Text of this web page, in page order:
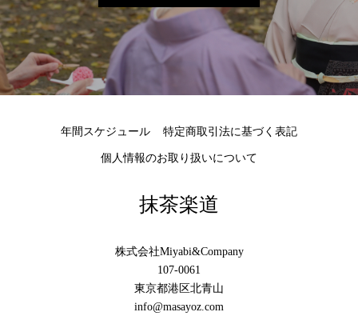
年間スケジュール 特定商取引法に基づく表記
個人情報のお取り扱いについて
抹茶楽道
株式会社Miyabi&Company
107-0061
東京都港区北青山
info@masayoz.com